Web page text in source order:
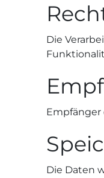
Die
Empfänger
Die Daten